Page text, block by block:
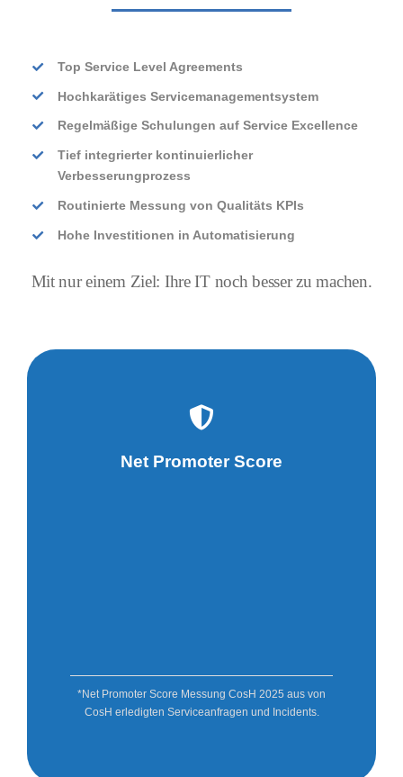
Top Service Level Agreements
Hochkarätiges Servicemanagementsystem
Regelmäßige Schulungen auf Service Excellence
Tief integrierter kontinuierlicher
Verbesserungprozess
Routinierte Messung von Qualitäts KPIs
Hohe Investitionen in Automatisierung
Mit nur einem Ziel: Ihre IT noch besser zu machen.
Net Promoter Score
*Net Promoter Score Messung CosH 2025 aus von
CosH erledigten Serviceanfragen und Incidents.